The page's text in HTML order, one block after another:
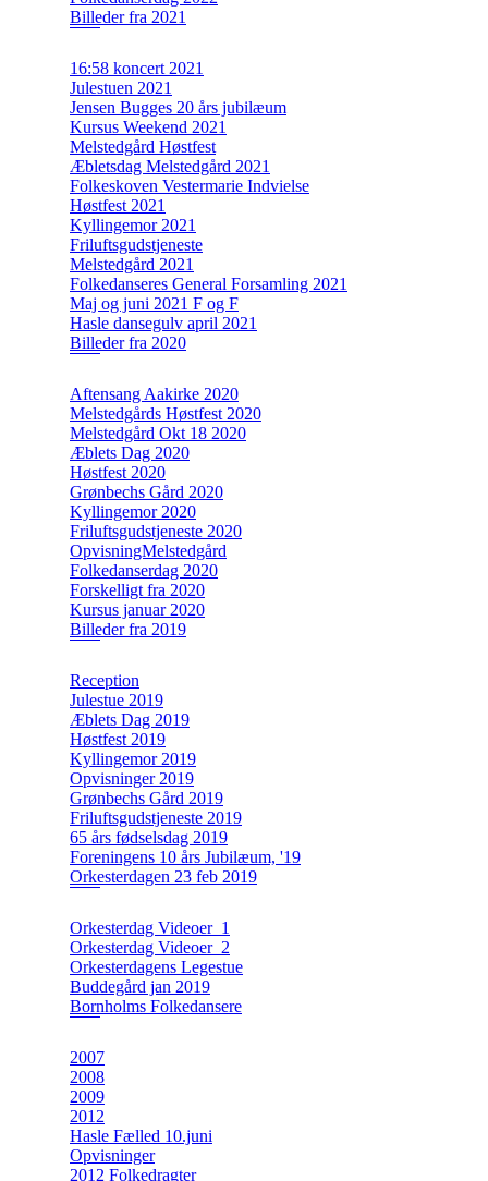
Billeder fra 2021
16:58 koncert 2021
Julestuen 2021
Jensen Bugges 20 års jubilæum
Kursus Weekend 2021
Melstedgård Høstfest
Æbletsdag Melstedgård 2021
Folkeskoven Vestermarie Indvielse
Høstfest 2021
Kyllingemor 2021
Friluftsgudstjeneste
Melstedgård 2021
Folkedanseres General Forsamling 2021
Maj og juni 2021 F og F
Hasle dansegulv april 2021
Billeder fra 2020
Aftensang Aakirke 2020
Melstedgårds Høstfest 2020
Melstedgård Okt 18 2020
Æblets Dag 2020
Høstfest 2020
Grønbechs Gård 2020
Kyllingemor 2020
Friluftsgudstjeneste 2020
OpvisningMelstedgård
Folkedanserdag 2020
Forskelligt fra 2020
Kursus januar 2020
Billeder fra 2019
Reception
Julestue 2019
Æblets Dag 2019
Høstfest 2019
Kyllingemor 2019
Opvisninger 2019
Grønbechs Gård 2019
Friluftsgudstjeneste 2019
65 års fødselsdag 2019
Foreningens 10 års Jubilæum, '19
Orkesterdagen 23 feb 2019
Orkesterdag Videoer_1
Orkesterdag Videoer_2
Orkesterdagens Legestue
Buddegård jan 2019
Bornholms Folkedansere
2007
2008
2009
2012
Hasle Fælled 10.juni
Opvisninger
2012 Folkedragter